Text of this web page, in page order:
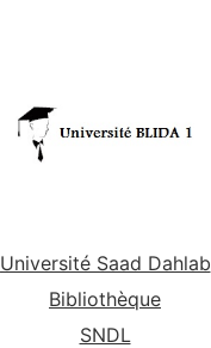
Université Saad Dahlab
Bibliothèque
SNDL